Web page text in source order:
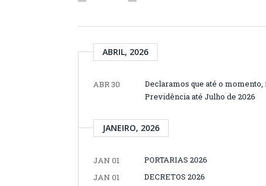
ABRIL, 2026
ABR 30
Declaramos que até o
Previdência até Julho de 2026
JANEIRO, 2026
JAN 01
PORTARIAS 2026
JAN 01
DECRETOS 2026